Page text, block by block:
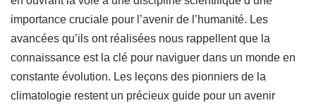
importance cruciale pour l’avenir de l’humanité. Les
avancées qu’ils ont réalisées nous rappellent que la
connaissance est la clé pour naviguer dans un monde en
constante évolution. Les leçons des pionniers de la
climatologie restent un précieux guide pour un avenir